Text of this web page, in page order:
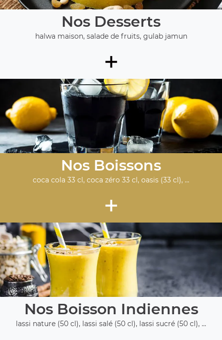
Nos Desserts
halwa maison, salade de fruits, gulab jamun
+
Nos Boissons
coca cola 33 cl, coca zéro 33 cl, oasis (33 cl), ...
+
Nos Boisson Indiennes
lassi nature (50 cl), lassi salé (50 cl), lassi sucré (50 cl), ...